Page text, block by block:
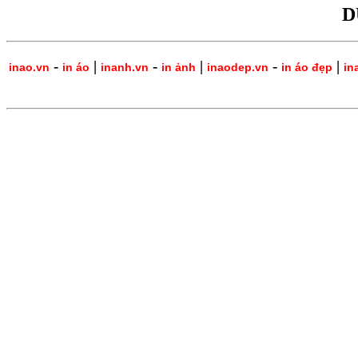
inao.vn - in áo | inanh.vn - in ảnh | inaodep.vn - in áo đẹp |